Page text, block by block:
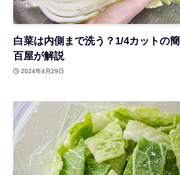
白菜は内側まで洗う？1/4カットの
百屋が解説
2024年4月29日